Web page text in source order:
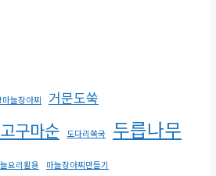
마늘장아찌 거문도쑥
고구마순 도다리쑥국 두릅나무
요리활용
마늘장아찌만들기